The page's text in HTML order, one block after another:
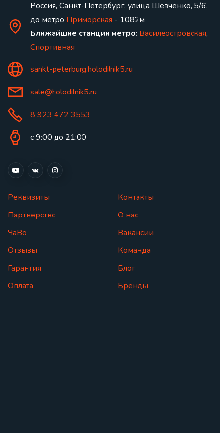
Россия, Санкт-Петербург, улица Шевченко, 5/6,
до метро Приморская - 1082м
Ближайшие станции метро: Василеостровская,
Спортивная
sankt-peterburg.holodilnik5.ru
sale@holodilnik5.ru
8 923 472 3553
с 9:00 до 21:00
Реквизиты
Партнерство
ЧаВо
Отзывы
Гарантия
Оплата
Контакты
О нас
Вакансии
Команда
Блог
Бренды